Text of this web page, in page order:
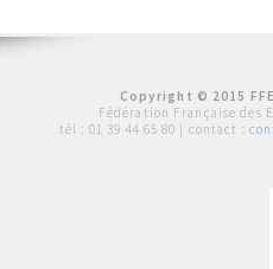
Copyright © 2015
Fédération Française des
tél : 01 39 44 65 80 | contact :